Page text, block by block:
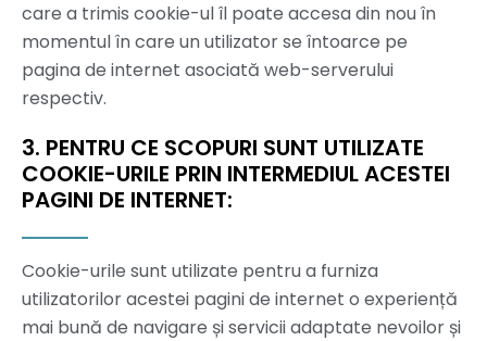
care a trimis cookie-ul îl poate accesa din nou în
momentul în care un utilizator se întoarce pe
pagina de internet asociată web-serverului
respectiv.
3. PENTRU CE SCOPURI SUNT UTILIZATE
COOKIE-URILE PRIN INTERMEDIUL ACESTEI
PAGINI DE INTERNET:
Cookie-urile sunt utilizate pentru a furniza
utilizatorilor acestei pagini de internet o experiență
mai bună de navigare și servicii adaptate nevoilor și